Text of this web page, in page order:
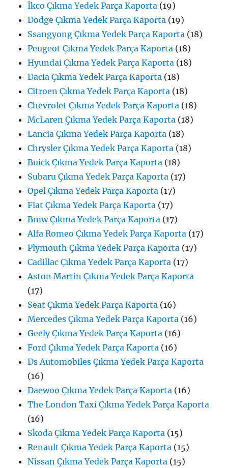
İkco Çıkma Yedek Parça Kaporta (19)
Dodge Çıkma Yedek Parça Kaporta (19)
Ssangyong Çıkma Yedek Parça Kaporta (18)
Peugeot Çıkma Yedek Parça Kaporta (18)
Hyundai Çıkma Yedek Parça Kaporta (18)
Dacia Çıkma Yedek Parça Kaporta (18)
Citroen Çıkma Yedek Parça Kaporta (18)
Chevrolet Çıkma Yedek Parça Kaporta (18)
McLaren Çıkma Yedek Parça Kaporta (18)
Lancia Çıkma Yedek Parça Kaporta (18)
Chrysler Çıkma Yedek Parça Kaporta (18)
Buick Çıkma Yedek Parça Kaporta (18)
Subaru Çıkma Yedek Parça Kaporta (17)
Opel Çıkma Yedek Parça Kaporta (17)
Fiat Çıkma Yedek Parça Kaporta (17)
Bmw Çıkma Yedek Parça Kaporta (17)
Alfa Romeo Çıkma Yedek Parça Kaporta (17)
Plymouth Çıkma Yedek Parça Kaporta (17)
Cadillac Çıkma Yedek Parça Kaporta (17)
Aston Martin Çıkma Yedek Parça Kaporta
(17)
Seat Çıkma Yedek Parça Kaporta (16)
Mercedes Çıkma Yedek Parça Kaporta (16)
Geely Çıkma Yedek Parça Kaporta (16)
Ford Çıkma Yedek Parça Kaporta (16)
Ds Automobiles Çıkma Yedek Parça Kaporta
(16)
Daewoo Çıkma Yedek Parça Kaporta (16)
The London Taxi Çıkma Yedek Parça Kaporta
(16)
Skoda Çıkma Yedek Parça Kaporta (15)
Renault Çıkma Yedek Parça Kaporta (15)
Nissan Çıkma Yedek Parça Kaporta (15)